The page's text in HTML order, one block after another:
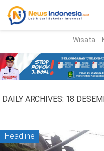
Parlemen
Nasional
Wisata
DAILY ARCHIVES: 18
Headline